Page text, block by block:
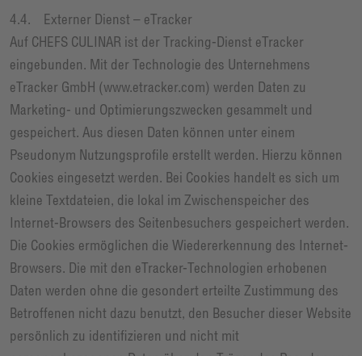
4.4. Externer Dienst – eTracker
Auf CHEFS CULINAR ist der Tracking-Dienst eTracker
eingebunden. Mit der Technologie des Unternehmens
eTracker GmbH (www.etracker.com) werden Daten zu
Marketing- und Optimierungszwecken gesammelt und
gespeichert. Aus diesen Daten können unter einem
Pseudonym Nutzungsprofile erstellt werden. Hierzu können
Cookies eingesetzt werden. Bei Cookies handelt es sich um
kleine Textdateien, die lokal im Zwischenspeicher des
Internet-Browsers des Seitenbesuchers gespeichert werden.
Die Cookies ermöglichen die Wiedererkennung des Internet-
Browsers. Die mit den eTracker-Technologien erhobenen
Daten werden ohne die gesondert erteilte Zustimmung des
Betroffenen nicht dazu benutzt, den Besucher dieser Website
persönlich zu identifizieren und nicht mit